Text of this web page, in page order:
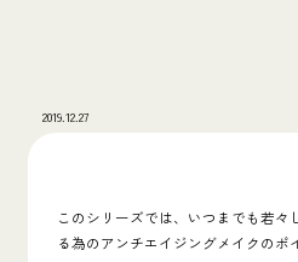
2019.12.27
このシリーズでは、 いつまでも若々
る為のアンチエイジングメイクのポ